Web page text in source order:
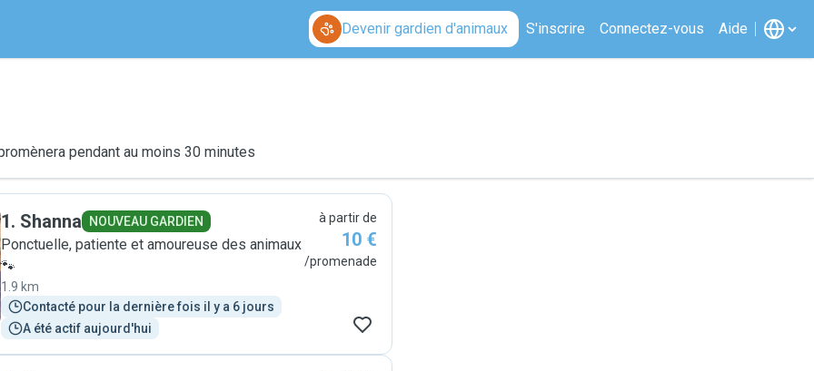
Devenir gardien d'animaux S'inscrire Connectez-vous Aide
pendant au moins 30 minutes
1. Shanna NOUVEAU GARDIEN
Ponctuelle, patiente et amoureuse des animaux
🐾
1.9 km
Contacté pour la dernière fois il y a 6 jours
A été actif aujourd'hui
à partir de
10 €
/promenade